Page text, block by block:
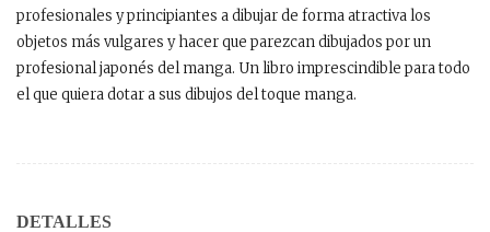
profesionales y principiantes a dibujar de forma atractiva los
objetos más vulgares y hacer que parezcan dibujados por un
profesional japonés del manga. Un libro imprescindible para todo
el que quiera dotar a sus dibujos del toque manga.
DETALLES